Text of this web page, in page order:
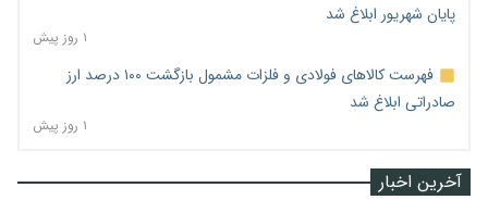
پایان شهریور ابلاغ شد
۱ روز پیش
فهرست کالاهای فولادی و فلزات مشمول بازگشت ۱۰۰ درصد ارز
صادراتی ابلاغ شد
۱ روز پیش
آخرین اخبار